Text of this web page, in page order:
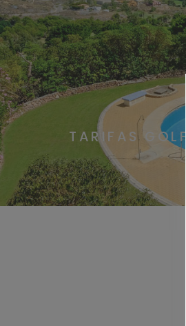
TARIFAS GOLF